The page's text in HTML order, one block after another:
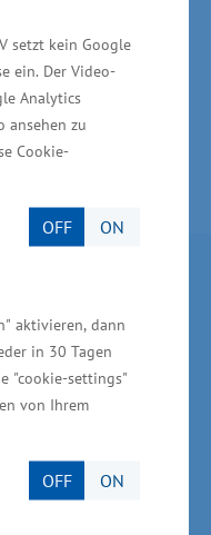
setzt kein Google
ein. Der Video-
Analytics
ansehen zu
Cookie-
OFF ON
aktivieren, dann
in 30 Tagen
"cookie-settings"
von Ihrem
OFF ON
Ich
Gute.“
Vorpommern
des